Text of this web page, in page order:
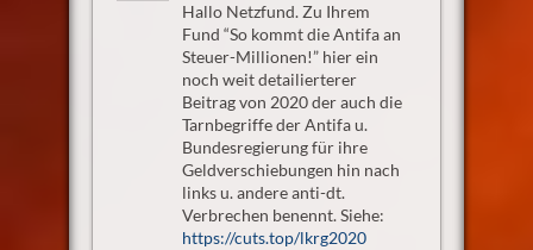
Hallo Netzfund. Zu Ihrem
Fund “So kommt die Antifa an
Steuer-Millionen!” hier ein
noch weit detailierterer
Beitrag von 2020 der auch die
Tarnbegriffe der Antifa u.
Bundesregierung für ihre
Geldverschiebungen hin nach
links u. andere anti-dt.
Verbrechen benennt. Siehe:
https://cuts.top/lkrg2020